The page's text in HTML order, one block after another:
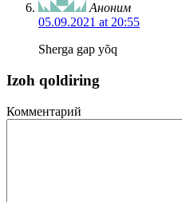
Аноним
05.09.2021 at 20:55
Sherga gap yõq
Izoh qoldiring
Комментарий